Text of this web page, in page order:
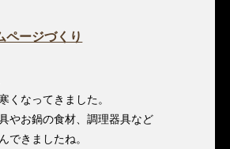
ページづくり
くなってきました。
やお鍋の食材、調理器具など
できましたね。